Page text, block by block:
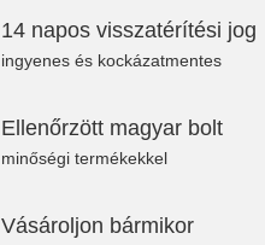
14 napos visszatérítési jog
ingyenes és kockázatmentes
Ellenőrzött magyar bolt
minőségi termékekkel
Vásároljon bármikor